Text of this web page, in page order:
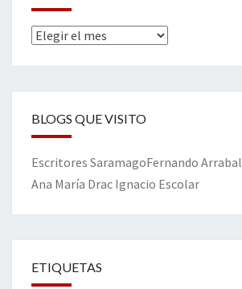
Archivos
BLOGS QUE VISITO
Escritores SaramagoFernando Arrabal
Ana María Drac Ignacio Escolar
ETIQUETAS